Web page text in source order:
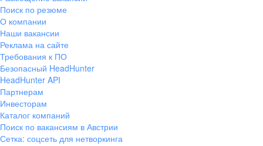
Поиск по резюме
О компании
Наши вакансии
Реклама на сайте
Требования к ПО
Безопасный HeadHunter
HeadHunter API
Партнерам
Инвесторам
Каталог компаний
Поиск по вакансиям в Австрии
Сетка: соцсеть для нетворкинга